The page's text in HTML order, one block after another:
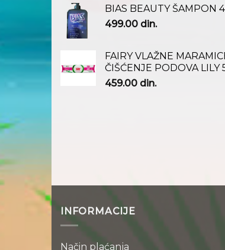
BIAS BEAUTY ŠAMPON
499.00 din.
FAIRY VLAŽNE
ČIŠĆENJE PODOVA LILY
459.00 din.
INFORMACIJE
Način plaćanja